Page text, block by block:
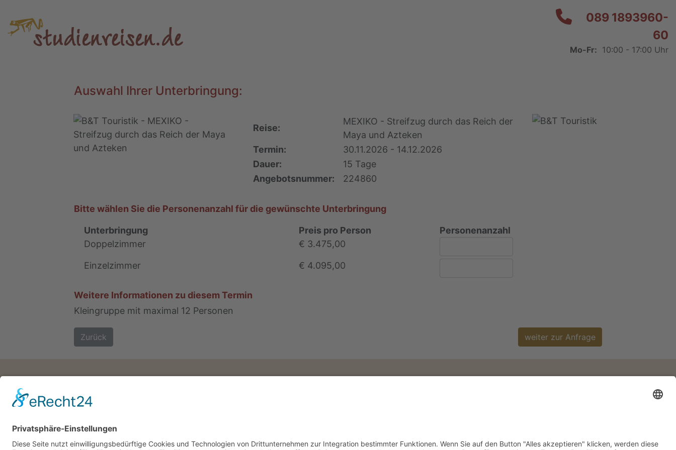
089 1893960-
60
Mo-Fr: 10:00 - 17:00 Uhr
Auswahl Ihrer Unterbringung:
Reise:
MEXIKO - Streifzug durch das Reich der
Maya und Azteken
Termin:
30.11.2026 - 14.12.2026
Dauer:
15 Tage
Angebotsnummer:
224860
Bitte wählen Sie die Personenanzahl für die gewünschte Unterbringung
Unterbringung Preis pro Person
Personenanzahl
Doppelzimmer
€ 3.475,00
Einzelzimmer € 4.095,00
Weitere Informationen zu diesem Termin
Kleingruppe mit maximal 12 Personen
Zurück weiter zur Anfrage
Datenschutz